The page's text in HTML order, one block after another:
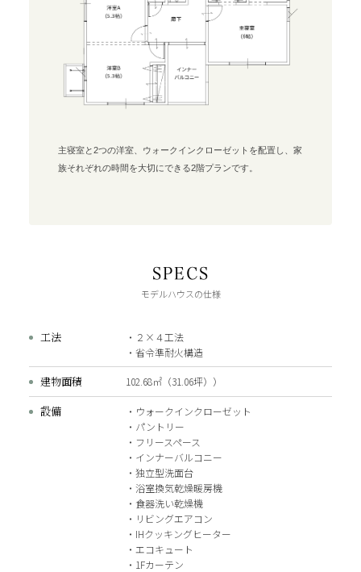
主寝室と2つの洋室、ウォークインクローゼットを配置し、家
族それぞれの時間を大切にできる2階プランです。
SPECS
モデルハウスの仕様
工法
・２×４工法
・省令準耐火構造
建物面積 102.68㎡（31.06坪））
設備
・ウォークインクローゼット
・パントリー
・フリースペース
・インナーバルコニー
・独立型洗面台
・浴室換気乾燥暖房機
・食器洗い乾燥機
・リビングエアコン
・IHクッキングヒーター
・エコキュート
・1Fカーテン